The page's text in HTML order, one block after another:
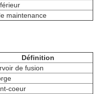
maintenance
Définition
de fusion
coeur